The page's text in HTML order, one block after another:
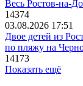
Весь Ростов-на-
14374
03.08.2026 17:51
Двое детей из
по пляжу на
14173
Показать ещё